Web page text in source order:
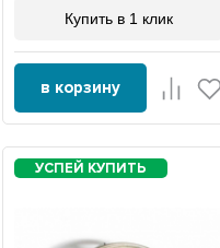
Купить в 1 клик
в корзину